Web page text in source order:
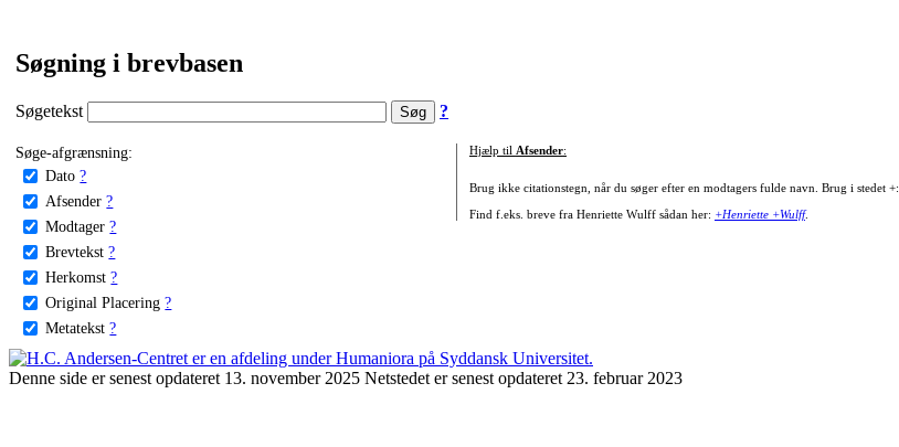
Søgning i brevbasen
Søgetekst ?
Søge-afgrænsning:
Dato ?
Afsender ?
Modtager ?
Brevtekst ?
Herkomst ?
Original Placering ?
Metatekst ?
Hjælp til Afsender:
Brug ikke citationstegn, når du søger efter en modtagers fulde navn. Brug i stedet +:
Find f.eks. breve fra Henriette Wulff sådan her: +Henriette +Wulff.
Denne side er senest opdateret 13. november 2025 Netstedet er senest opdateret 23. februar 2023